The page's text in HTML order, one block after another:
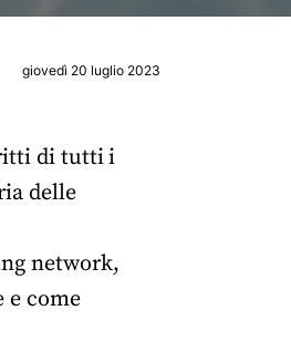
giovedì 20 luglio 2023
di tutti i
delle
network,
e come